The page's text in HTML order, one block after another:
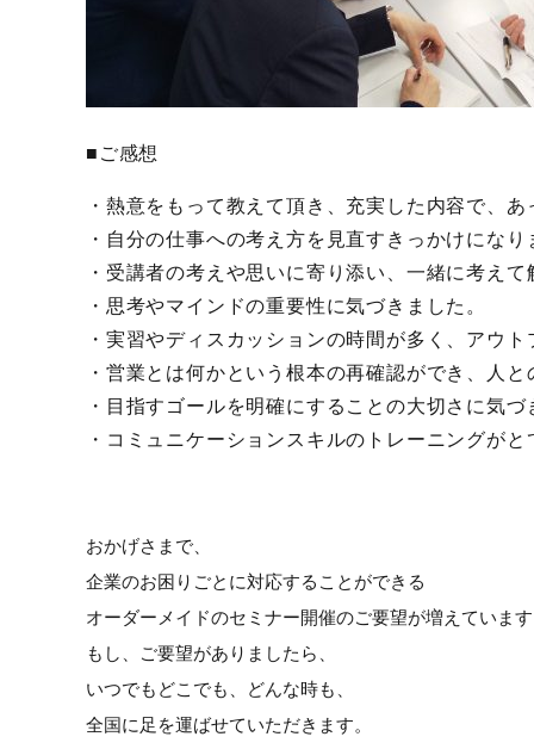
■ご感想
・熱意をもって教えて頂き、充実した内容で、 あ
・自分の仕事への考え方を見直すきっかけになり
・受講者の考えや思いに寄り添い、 一緒に考えて
・思考やマインドの重要性に気づきました。
・実習やディスカッションの時間が多く、 アウト
・営業とは何かという根本の再確認ができ、
人と
・目指すゴールを明確にすることの大切さに気づ
・ コミュニケーションスキルのトレーニングが
おかげさまで、
企業のお困りごとに対応することができる
オーダーメイドのセミナー開催のご要望が増えていま
もし、ご要望がありましたら、
いつでもどこでも、どんな時も、
全国に足を運ばせていただきます。